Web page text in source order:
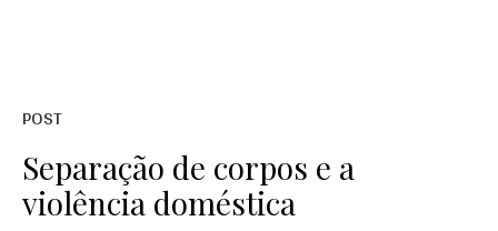
POST
Separação de corpos e a
violência doméstica